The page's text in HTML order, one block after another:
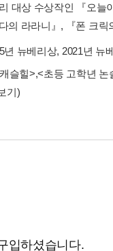
대상 수상작인 『오늘
의 라라니』, 『폰 크
년 뉴베리상, 2021년 뉴
슬힐>,<초등 고학년 논
기)
입하셨습니다.